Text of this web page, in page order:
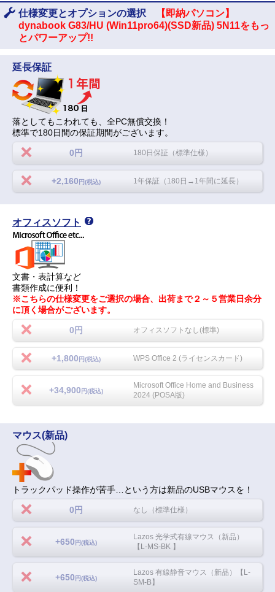
仕様変更とオプションの選択
【即納パソコン】
dynabook G83/HU (Win11pro64)(SSD新品) 5N11をもっ
とパワーアップ!!
延長保証
落としてもこわれても、全PC無償交換！
標準で180日間の保証期間がございます。
0円 180日保証（標準仕様）
+2,160 円(税込) 1年保証（180日→1年間に延長）
オフィスソフト
文書・表計算など
書類作成に便利！
※こちらの仕様変更をご選択の場合、出荷まで２～５営業日余分
に頂く場合がございます。
0円 オフィスソフトなし(標準)
+1,800 円(税込) WPS Office 2 (ライセンスカード)
+34,900 円(税込)
Microsoft Office Home and Business
2024 (POSA版)
マウス(新品)
トラックパッド操作が苦手…という方は新品のUSBマウスを！
0円 なし（標準仕様）
+650 円(税込)
Lazos 光学式有線マウス（新品）
【L-MS-BK 】
+650 円(税込)
Lazos 有線静音マウス（新品）【L-
SM-B】